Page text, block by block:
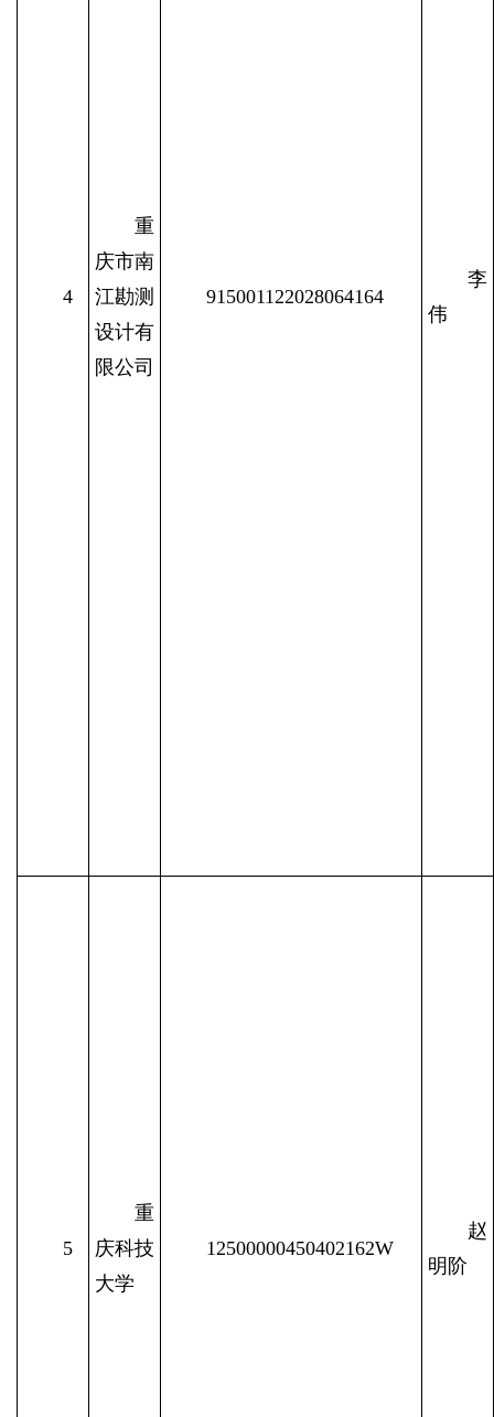
4
重
庆市南
江勘测
设计有
限公司
915001122028064164
李
伟
5
重
庆科技
大学
12500000450402162W
赵
明阶